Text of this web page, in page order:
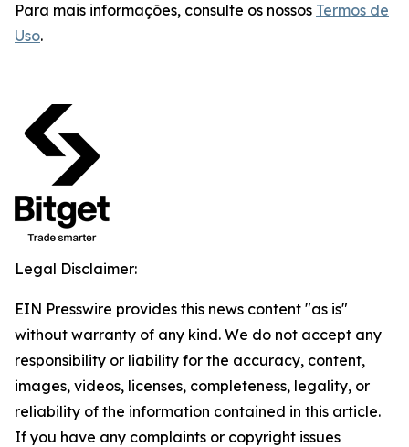
Para mais informações, consulte os nossos Termos de
Uso.
Legal Disclaimer:
EIN Presswire provides this news content "as is"
without warranty of any kind. We do not accept any
responsibility or liability for the accuracy, content,
images, videos, licenses, completeness, legality, or
reliability of the information contained in this article.
If you have any complaints or copyright issues